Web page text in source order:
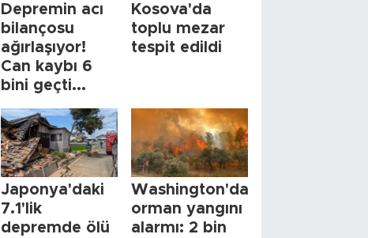
Depremin acı
bilançosu
ağırlaşıyor!
Can kaybı 6
bini geçti...
Kosova'da
toplu mezar
tespit edildi
Japonya'daki
7.1'lik
depremde ölü
Washington'da
orman yangını
alarmı: 2 bin